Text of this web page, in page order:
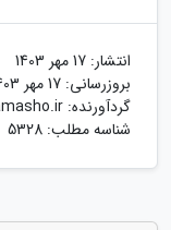
انتشار: 17 مهر 1403
بروزرسانی: 17 مهر 1403
گردآورنده:
شناسه مطلب: 5328